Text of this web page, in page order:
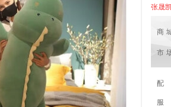
张晟
商
市
配
服